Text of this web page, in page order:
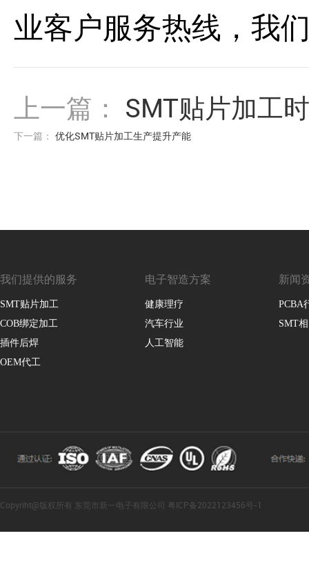
业客户服务热线，我
上一篇： SMT贴片加工
下一篇： 优化SMT贴片加工生产提升产能
我们提供的服务
SMT贴片加工
COB绑定加工
插件后焊
OEM代工
电子智造方案
健康理疗
汽车行业
人工智能
新闻
PCBA
SMT
Copyriht@版权所有 东莞市新一电子有限公司 粤ICP备2022123456号-1